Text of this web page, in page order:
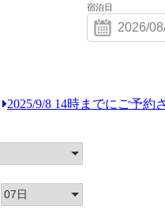
宿泊日
2025/9/8 14時までにご予約